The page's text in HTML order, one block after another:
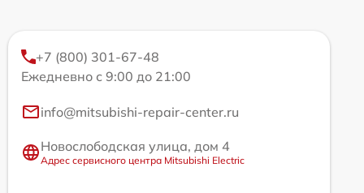
+7 (800) 301-67-48
Ежедневно с 9:00 до 21:00
info@mitsubishi-repair-center.ru
Новослободская улица, дом 4
Адрес сервисного центра Mitsubishi Electric